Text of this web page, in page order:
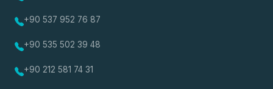
+90 537 952 76 87
+90 535 502 39 48
+90 212 581 74 31